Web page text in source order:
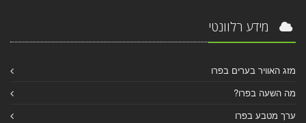
מידע רלוונטי
מזג האוויר בערים בפרו
מה השעה בפרו?
ערך מטבע בפרו